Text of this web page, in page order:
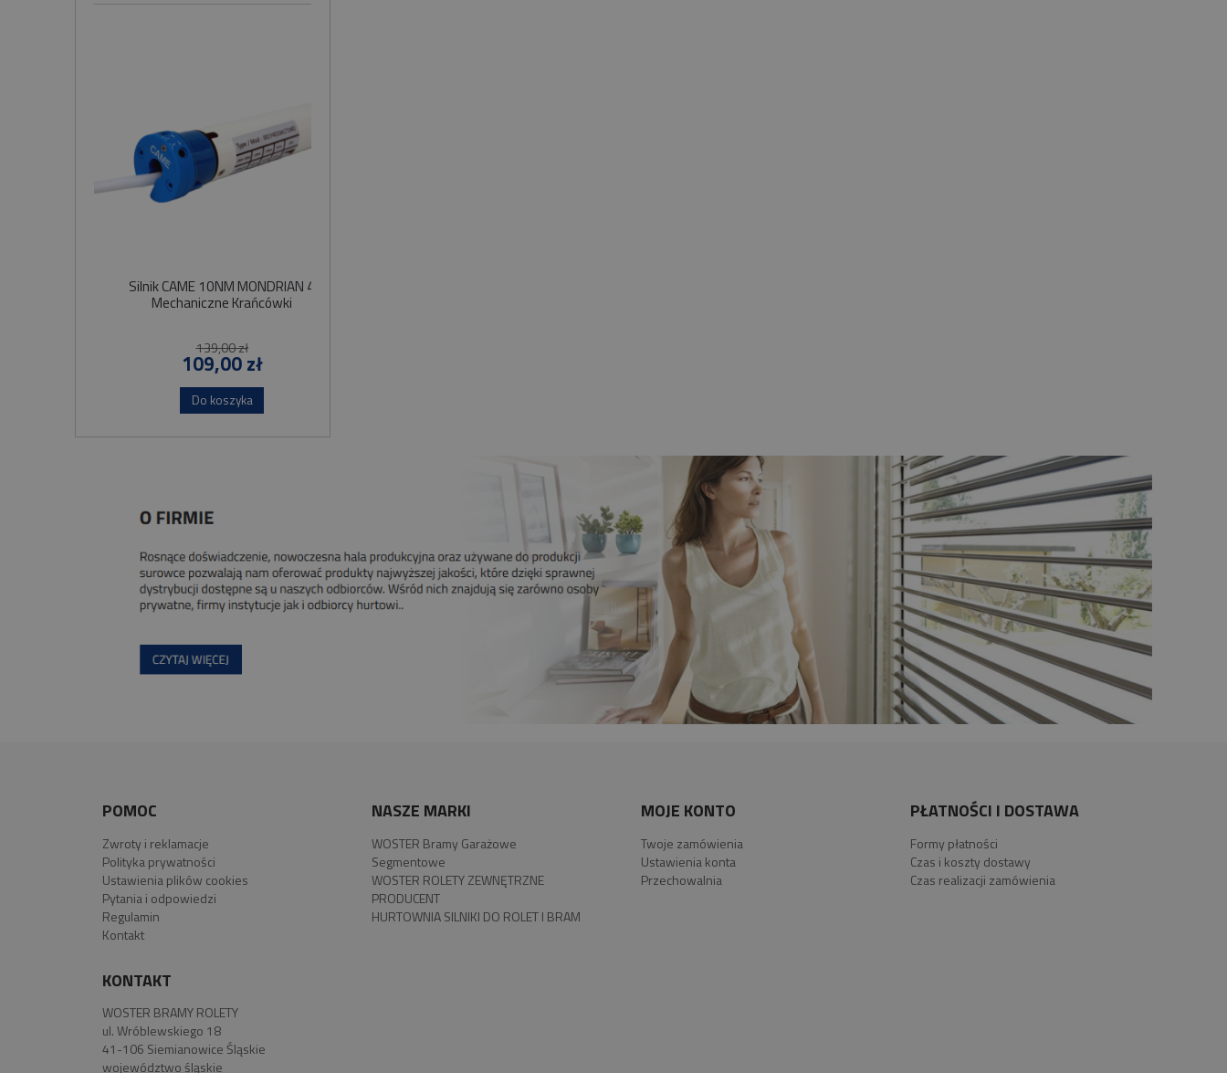
Silnik CAME 10NM MONDRIAN 4
Mechaniczne Krańcówki
139,00 zł
109,00 zł
Do koszyka
POMOC
Zwroty i reklamacje
Polityka prywatności
Ustawienia plików cookies
Pytania i odpowiedzi
Regulamin
Kontakt
NASZE MARKI
WOSTER Bramy Garażowe
Segmentowe
WOSTER ROLETY ZEWNĘTRZNE
PRODUCENT
HURTOWNIA SILNIKI DO ROLET I BRAM
MOJE KONTO
Twoje zamówienia
Ustawienia konta
Przechowalnia
PŁATNOŚCI I DOSTAWA
Formy płatności
Czas i koszty dostawy
Czas realizacji zamówienia
KONTAKT
WOSTER BRAMY ROLETY
ul. Wróblewskiego 18
41-106 Siemianowice Śląskie
województwo śląskie